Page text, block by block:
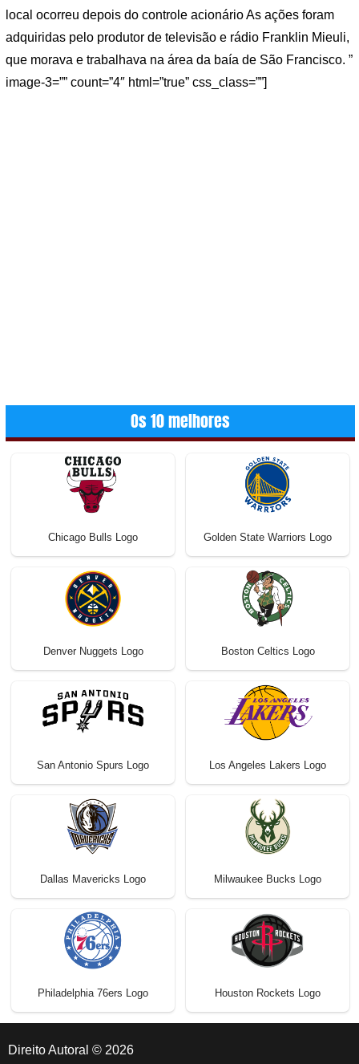
local ocorreu depois do controle acionário As ações foram
adquiridas pelo produtor de televisão e rádio Franklin Mieuli,
que morava e trabalhava na área da baía de São Francisco. ”
image-3=”” count=”4″ html=”true” css_class=””]
Os 10 melhores
Chicago Bulls Logo Golden State Warriors Logo
Denver Nuggets Logo Boston Celtics Logo
San Antonio Spurs Logo Los Angeles Lakers Logo
Dallas Mavericks Logo Milwaukee Bucks Logo
Philadelphia 76ers Logo Houston Rockets Logo
Direito Autoral © 2026